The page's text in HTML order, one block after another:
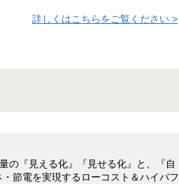
詳しくはこちらをご覧ください >
の『見える化』『見せる化』と、『自
節電を実現するローコスト＆ハイパフ